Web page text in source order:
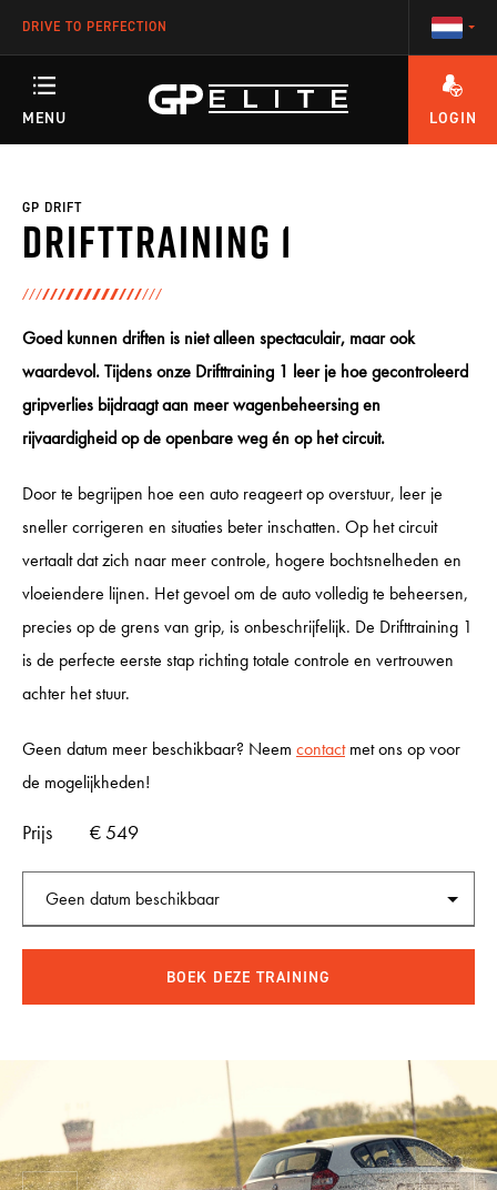
DRIVE TO PERFECTION
MENU
RACETEAM
ENGINEERING
INCENTIVES
GP CARS
VACATURES
LOGIN
Drifttraining 1
GP DRIFT
Goed kunnen driften is niet alleen spectaculair, maar ook
waardevol. Tijdens onze Drifttraining 1 leer je hoe gecontroleerd
gripverlies bijdraagt aan meer wagenbeheersing en
rijvaardigheid op de openbare weg én op het circuit.
Door te begrijpen hoe een auto reageert op overstuur, leer je
sneller corrigeren en situaties beter inschatten. Op het circuit
vertaalt dat zich naar meer controle, hogere bochtsnelheden en
vloeiendere lijnen. Het gevoel om de auto volledig te beheersen,
precies op de grens van grip, is onbeschrijfelijk. De Drifttraining 1
is de perfecte eerste stap richting totale controle en vertrouwen
achter het stuur.
Geen datum meer beschikbaar? Neem contactmet ons op voor
de mogelijkheden!
Prijs € 549